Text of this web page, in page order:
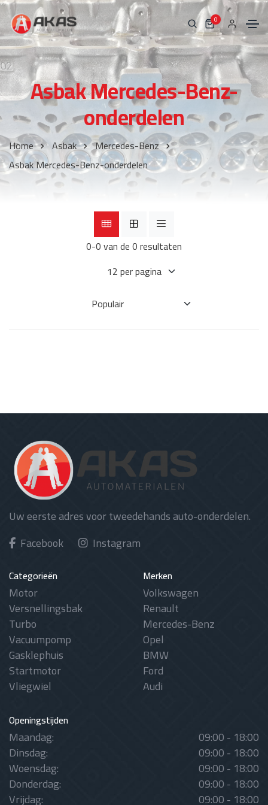
0
Asbak Mercedes-Benz-
onderdelen
Home Asbak
Mercedes-Benz
Asbak Mercedes-Benz-onderdelen
0-0 van de 0 resultaten
Uw eerste adres voor tweedehands auto-onderdelen.
Facebook
Instagram
Categorieën
Motor
Versnellingsbak
Turbo
Vacuumpomp
Gasklephuis
Startmotor
Vliegwiel
Merken
Volkswagen
Renault
Mercedes-Benz
Opel
BMW
Ford
Audi
Openingstijden
Maandag: 09:00 - 18:00
Dinsdag: 09:00 - 18:00
Woensdag: 09:00 - 18:00
Donderdag: 09:00 - 18:00
Vrijdag: 09:00 - 18:00